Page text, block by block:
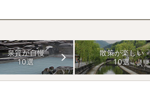
泉質が自慢
10選
散策が楽しい
10選